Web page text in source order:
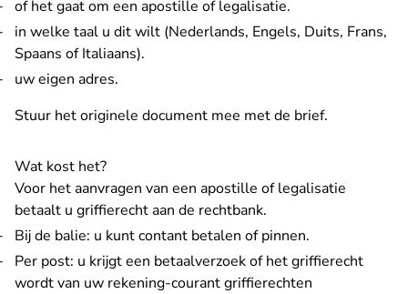
of het gaat om een apostille of legalisatie.
in welke taal u dit wilt (Nederlands, Engels, Duits, Frans,
Spaans of Italiaans).
uw eigen adres.
Stuur het originele document mee met de brief.
Wat kost het?
Voor het aanvragen van een apostille of legalisatie
betaalt u griffierechtaan de rechtbank.
Bij de balie: u kunt contant betalen of pinnen.
Per post: u krijgt een betaalverzoek of het griffierecht
wordt van uw rekening-courant griffierechten